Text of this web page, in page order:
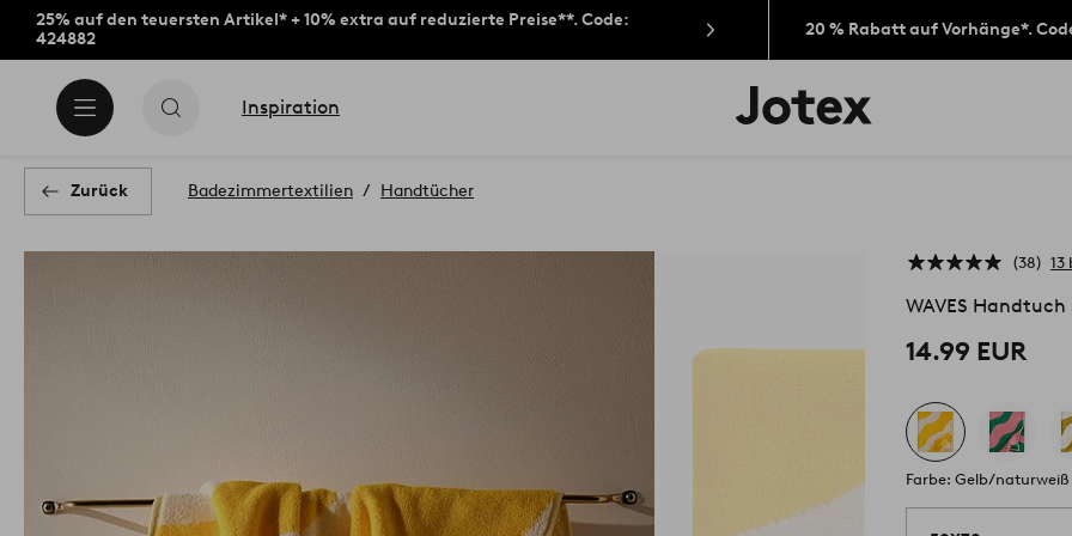
25% auf den teuersten Artikel* + 10% extra auf reduzierte Preise**. Code:
424882
20 % Rabatt auf Vorhänge*.
Inspiration
Jotex-
Logo
Zurück Badezimmertextilien Handtücher
38 13
WAVES Handtuch
14.99 EUR
Farbe: Gelb/naturweiß